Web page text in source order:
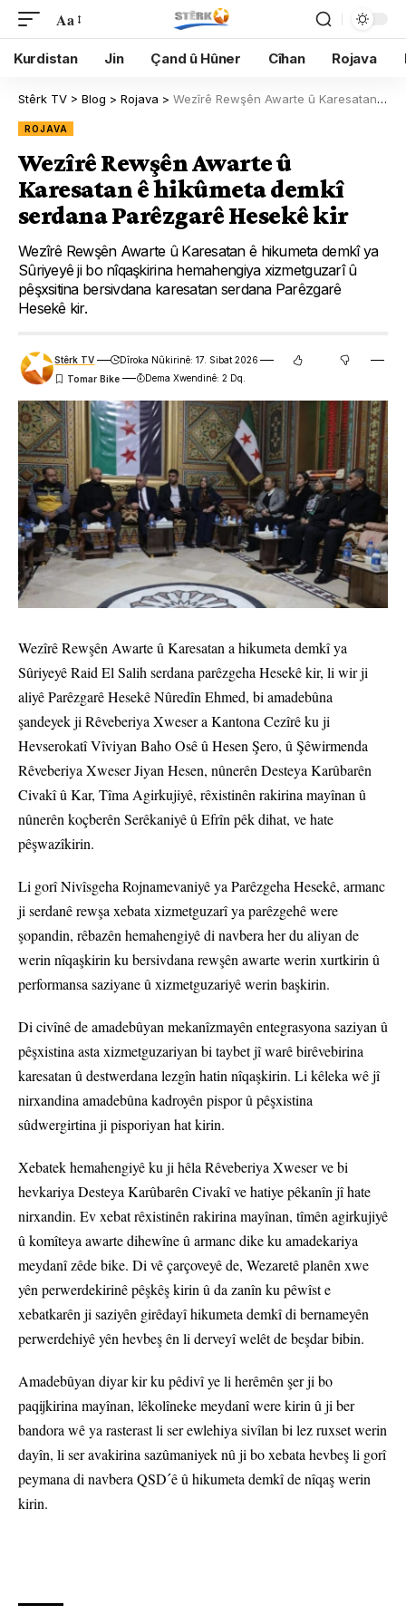
Aa
Kurdistan Jin Çand û Hûner Cîhan Rojava
Stêrk TV > Blog > Rojava > Wezîrê Rewşên Awarte û Karesatan ê hikûmeta demkî serdana Parêzgarê Hesekê kir
ROJAVA
Wezîrê Rewşên Awarte û
Karesatan ê hikûmeta demkî
serdana Parêzgarê Hesekê kir
Wezîrê Rewşên Awarte û Karesatan ê hikumeta demkî ya
Sûriyeyê ji bo nîqaşkirina hemahengiya xizmetguzarî û
pêşxsitina bersivdana karesatan serdana Parêzgarê
Hesekê kir.
Stêrk TV
Dîroka Nûkirinê: 17. Sibat 2026
Dema Xwendinê: 2 Dq.
Wezîrê Rewşên Awarte û Karesatan a hikumeta demkî ya
Sûriyeyê Raid El Salih serdana parêzgeha Hesekê kir, li wir ji
aliyê Parêzgarê Hesekê Nûredîn Ehmed, bi amadebûna
şandeyek ji Rêveberiya Xweser a Kantona Cezîrê ku ji
Hevserokatî Vîviyan Baho Osê û Hesen Şero, û Şêwirmenda
Rêveberiya Xweser Jiyan Hesen, nûnerên Desteya Karûbarên
Civakî û Kar, Tîma Agirkujiyê, rêxistinên rakirina mayînan û
nûnerên koçberên Serêkaniyê û Efrîn pêk dihat, ve hate
pêşwazîkirin.
Li gorî Nivîsgeha Rojnamevaniyê ya Parêzgeha Hesekê, armanc
ji serdanê rewşa xebata xizmetguzarî ya parêzgehê were
şopandin, rêbazên hemahengiyê di navbera her du aliyan de
werin nîqaşkirin ku bersivdana rewşên awarte werin xurtkirin û
performansa saziyane û xizmetguzariyê werin başkirin.
Di civînê de amadebûyan mekanîzmayên entegrasyona saziyan û
pêşxistina asta xizmetguzariyan bi taybet jî warê birêvebirina
karesatan û destwerdana lezgîn hatin nîqaşkirin. Li kêleka wê jî
nirxandina amadebûna kadroyên pispor û pêşxistina
sûdwergirtina ji pisporiyan hat kirin.
Xebatek hemahengiyê ku ji hêla Rêveberiya Xweser ve bi
hevkariya Desteya Karûbarên Civakî ve hatiye pêkanîn jî hate
nirxandin. Ev xebat rêxistinên rakirina mayînan, tîmên agirkujiyê
û komîteya awarte dihewîne û armanc dike ku amadekariya
meydanî zêde bike. Di vê çarçoveyê de, Wezaretê planên xwe
yên perwerdekirinê pêşkêş kirin û da zanîn ku pêwîst e
xebatkarên ji saziyên girêdayî hikumeta demkî di bernameyên
perwerdehiyê yên hevbeş ên li derveyî welêt de beşdar bibin.
Amadebûyan diyar kir ku pêdivî ye li herêmên şer ji bo
paqijkirina mayînan, lêkolîneke meydanî were kirin û ji ber
bandora wê ya rasterast li ser ewlehiya sivîlan bi lez ruxset werin
dayîn, li ser avakirina sazûmaniyek nû ji bo xebata hevbeş li gorî
peymana di navbera QSDˊê û hikumeta demkî de nîqaş werin
kirin.